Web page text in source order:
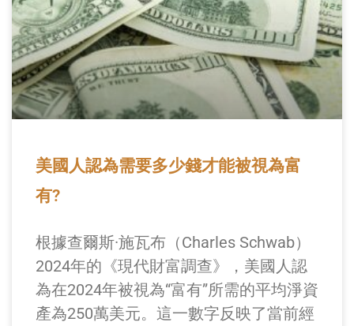
美國人認為需要多少錢才能被視為富
有?
根據查爾斯·施瓦布（Charles Schwab）
2024年的《現代財富調查》，美國人認
為在2024年被視為“富有”所需的平均淨資
產為250萬美元。這一數字反映了當前經